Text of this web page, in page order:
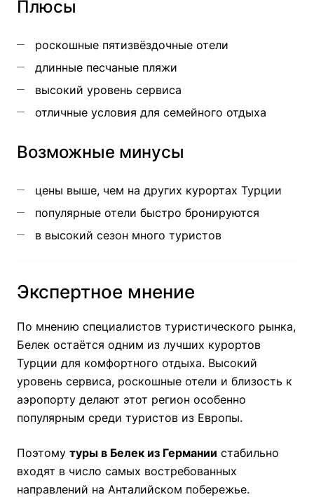
Плюсы
роскошные пятизвёздочные отели
длинные песчаные пляжи
высокий уровень сервиса
отличные условия для семейного отдыха
Возможные минусы
цены выше, чем на других курортах Турции
популярные отели быстро бронируются
в высокий сезон много туристов
Экспертное мнение
По мнению специалистов туристического рынка,
Белек остаётся одним из лучших курортов
Турции для комфортного отдыха. Высокий
уровень сервиса, роскошные отели и близость к
аэропорту делают этот регион особенно
популярным среди туристов из Европы.
Поэтому туры в Белек из Германии стабильно
входят в число самых востребованных
направлений на Анталийском побережье.